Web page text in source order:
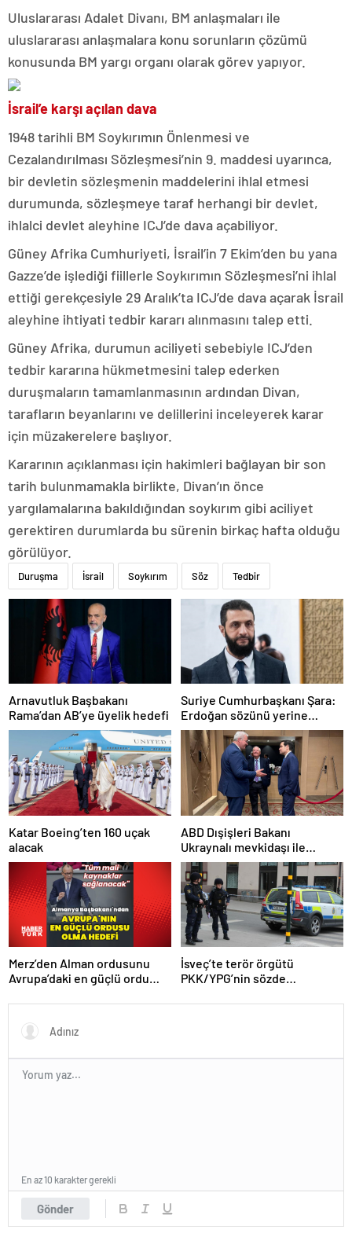
Uluslararası Adalet Divanı, BM anlaşmaları ile
uluslararası anlaşmalara konu sorunların çözümü
konusunda BM yargı organı olarak görev yapıyor.
İsrail’e karşı açılan dava
1948 tarihli BM Soykırımın Önlenmesi ve
Cezalandırılması Sözleşmesi’nin 9. maddesi uyarınca,
bir devletin sözleşmenin maddelerini ihlal etmesi
durumunda, sözleşmeye taraf herhangi bir devlet,
ihlalci devlet aleyhine ICJ’de dava açabiliyor.
Güney Afrika Cumhuriyeti, İsrail’in 7 Ekim’den bu yana
Gazze’de işlediği fiillerle Soykırımın Sözleşmesi’ni ihlal
ettiği gerekçesiyle 29 Aralık’ta ICJ’de dava açarak İsrail
aleyhine ihtiyati tedbir kararı alınmasını talep etti.
Güney Afrika, durumun aciliyeti sebebiyle ICJ’den
tedbir kararına hükmetmesini talep ederken
duruşmaların tamamlanmasının ardından Divan,
tarafların beyanlarını ve delillerini inceleyerek karar
için müzakerelere başlıyor.
Kararının açıklanması için hakimleri bağlayan bir son
tarih bulunmamakla birlikte, Divan’ın önce
yargılamalarına bakıldığından soykırım gibi aciliyet
gerektiren durumlarda bu sürenin birkaç hafta olduğu
görülüyor.
Duruşma İsrail Soykırım Söz Tedbir
Arnavutluk Başbakanı
Rama’dan AB’ye üyelik hedefi
Suriye Cumhurbaşkanı Şara:
Erdoğan sözünü yerine
getirdi. Trump’a da çok
teşekkür ederim
Katar Boeing’ten 160 uçak
alacak
ABD Dışişleri Bakanı
Ukraynalı mevkidaşı ile
görüştü
Merz’den Alman ordusunu
Avrupa’daki en güçlü ordu
İsveç’te terör örgütü
PKK/YPG’nin sözde
Gönder
En az 10 karakter gerekli